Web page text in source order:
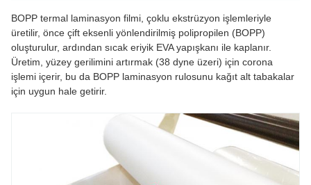
BOPP termal laminasyon filmi, çoklu ekstrüzyon işlemleriyle
üretilir, önce çift eksenli yönlendirilmiş polipropilen (BOPP)
oluşturulur, ardından sıcak eriyik EVA yapışkanı ile kaplanır.
Üretim, yüzey gerilimini artırmak (38 dyne üzeri) için corona
işlemi içerir, bu da BOPP laminasyon rulosunu kağıt alt tabakalar
için uygun hale getirir.